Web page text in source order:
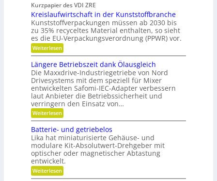
e
s
c
h
a
f
f
u
n
g
e
r
k
e
n
n
e
e
s
H
y
b
r
i
d
-
K
u
g
e
l
l
a
g
e
r
h
n
e
l
l
g
e
n
a
u
p
o
s
i
t
i
o
n
i
e
r
e
n
Kurzpapier des VDI ZRE
Kreislaufwirtschaft in der Kunststoffbranche
Kunststoffverpackungen müssen ab 2030 bis
zu 35% recyceltes Material enthalten, so sieht
es die EU-Verpackungsverordnung (PPWR) vor.
Weiterlesen:
K
r
e
i
s
l
a
u
f
w
i
r
t
s
c
h
a
f
t
Längere Betriebszeit dank Ölausgleich
Die Maxxdrive-Industriegetriebe von Nord
Drivesystems mit dem speziell für Mixer
entwickelten Safomi-IEC-Adapter verbessern
laut Anbieter die Betriebssicherheit und
verringern den Einsatz von…
Weiterlesen:
L
n
g
e
r
e
B
e
Batterie- und getriebelos
Lika hat miniaturisierte Gehäuse- und
modulare Kit-Absolutwert-Drehgeber mit
optischer oder magnetischer Abtastung
entwickelt.
Weiterlesen:
B